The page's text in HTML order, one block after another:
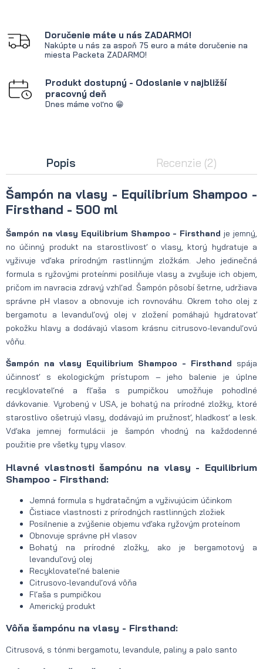
Doručenie máte u nás ZADARMO!
Nakúpte u nás za aspoň 75 euro a máte doručenie na
miesta Packeta ZADARMO!
Produkt dostupný - Odoslanie v najbližší
pracovný deň
Dnes máme voľno 😁
Popis Recenzie (2)
Šampón na vlasy - Equilibrium Shampoo -
Firsthand - 500 ml
Šampón na vlasy Equilibrium Shampoo - Firsthand je jemný,
no účinný produkt na starostlivosť o vlasy, ktorý hydratuje a
vyživuje vďaka prírodným rastlinným zložkám. Jeho jedinečná
formula s ryžovými proteínmi posilňuje vlasy a zvyšuje ich objem,
pričom im navracia zdravý vzhľad. Šampón pôsobí šetrne, udržiava
správne pH vlasov a obnovuje ich rovnováhu. Okrem toho olej z
bergamotu a levanduľový olej v zložení pomáhajú hydratovať
pokožku hlavy a dodávajú vlasom krásnu citrusovo-levanduľovú
vôňu.
Šampón na vlasy Equilibrium Shampoo - Firsthand spája
účinnosť s ekologickým prístupom – jeho balenie je úplne
recyklovateľné a fľaša s pumpičkou umožňuje pohodlné
dávkovanie. Vyrobený v USA, je bohatý na prírodné zložky, ktoré
starostlivo ošetrujú vlasy, dodávajú im pružnosť, hladkosť a lesk.
Vďaka jemnej formulácii je šampón vhodný na každodenné
použitie pre všetky typy vlasov.
Hlavné vlastnosti šampónu na vlasy - Equilibrium
Shampoo - Firsthand:
Jemná formula s hydratačným a vyživujúcim účinkom
Čistiace vlastnosti z prírodných rastlinných zložiek
Posilnenie a zvýšenie objemu vďaka ryžovým proteínom
Obnovuje správne pH vlasov
Bohatý na prírodné zložky, ako je bergamotový a
levanduľový olej
Recyklovateľné balenie
Citrusovo-levanduľová vôňa
Fľaša s pumpičkou
Americký produkt
Vôňa šampónu na vlasy - Firsthand:
Citrusová, s tónmi bergamotu, levandule, paliny a palo santo